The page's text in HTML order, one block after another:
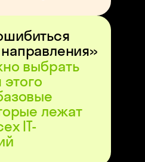
выбрать
этого
лежат
IT-